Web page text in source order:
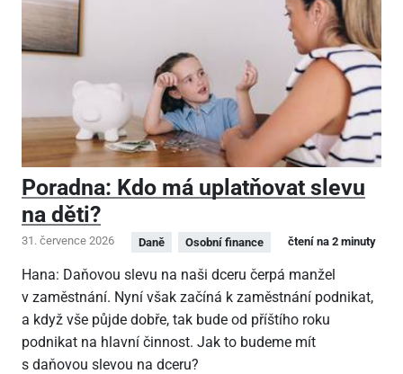
Poradna: Kdo má uplatňovat slevu
na děti?
31. července 2026 Daně Osobní finance čtení na 2 minuty
Hana: Daňovou slevu na naši dceru čerpá manžel
v zaměstnání. Nyní však začíná k zaměstnání podnikat,
a když vše půjde dobře, tak bude od příštího roku
podnikat na hlavní činnost. Jak to budeme mít
s daňovou slevou na dceru?